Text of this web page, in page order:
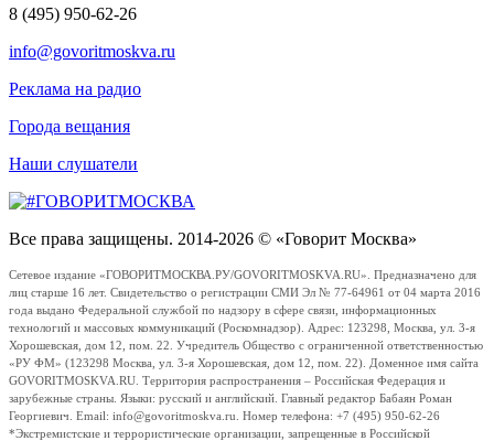
8 (495) 950-62-26
info@govoritmoskva.ru
Реклама на радио
Города вещания
Наши слушатели
Все права защищены. 2014-2026 © «Говорит Москва»
Сетевое издание «ГОВОРИТМОСКВА.РУ/GOVORITMOSKVA.RU». Предназначено для
лиц старше 16 лет. Свидетельство о регистрации СМИ Эл № 77-64961 от 04 марта 2016
года выдано Федеральной службой по надзору в сфере связи, информационных
технологий и массовых коммуникаций (Роскомнадзор). Адрес: 123298, Москва, ул. 3-я
Хорошевская, дом 12, пом. 22. Учредитель Общество с ограниченной ответственностью
«РУ ФМ» (123298 Москва, ул. 3-я Хорошевская, дом 12, пом. 22). Доменное имя сайта
GOVORITMOSKVA.RU. Территория распространения – Российская Федерация и
зарубежные страны. Языки: русский и английский. Главный редактор Бабаян Роман
Георгиевич. Email: info@govoritmoskva.ru. Номер телефона: +7 (495) 950-62-26
*Экстремистские и террористические организации, запрещенные в Российской